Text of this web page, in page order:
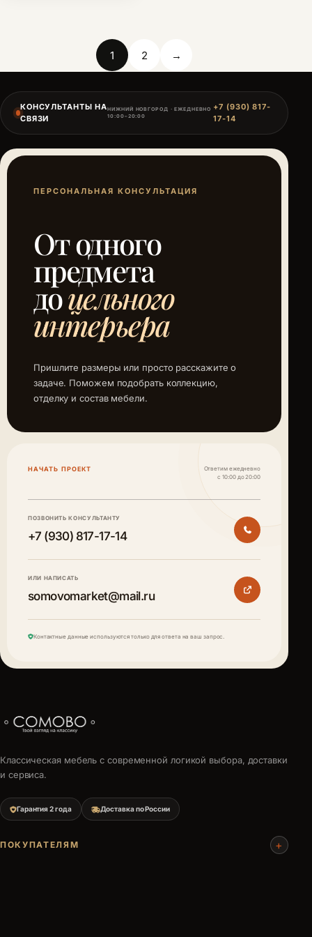
1 2 →
КОНСУЛЬТАНТЫ НА
СВЯЗИ
НИЖНИЙ НОВГОРОД · ЕЖЕДНЕВНО
10:00–20:00
+7 (930) 817-
17-14
ПЕРСОНАЛЬНАЯ КОНСУЛЬТАЦИЯ
От одного
предмета
доцельного
интерьера
Пришлите размеры или просто расскажите о
задаче. Поможем подобрать коллекцию,
отделку и состав мебели.
НАЧАТЬ ПРОЕКТ
Ответим ежедневно
с 10:00 до 20:00
ПОЗВОНИТЬ КОНСУЛЬТАНТУ
+7 (930) 817-17-14
ИЛИ НАПИСАТЬ
somovomarket@mail.ru
Контактные данные используются только для ответа на ваш запрос.
Классическая мебель с современной логикой выбора, доставки
и сервиса.
Гарантия 2 года Доставка по России
ПОКУПАТЕЛЯМ +